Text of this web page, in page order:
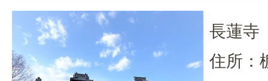
長蓮寺
住所：